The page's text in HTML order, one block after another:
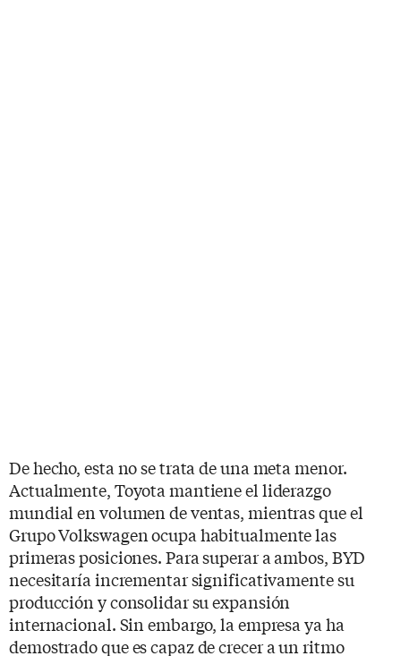
De hecho, esta no se trata de una meta menor.
Actualmente, Toyota mantiene el liderazgo
mundial en volumen de ventas, mientras que el
Grupo Volkswagen ocupa habitualmente las
primeras posiciones. Para superar a ambos, BYD
necesitaría incrementar significativamente su
producción y consolidar su expansión
internacional. Sin embargo, la empresa ya ha
demostrado que es capaz de crecer a un ritmo